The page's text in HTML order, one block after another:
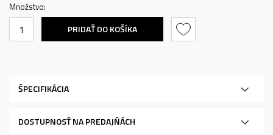
Množstvo:
PRIDAŤ DO KOŠÍKA
ŠPECIFIKÁCIA
DOSTUPNOSŤ NA PREDAJŇÁCH